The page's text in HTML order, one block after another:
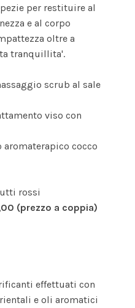
per restituire al
e al corpo
oltre a
tranquillita'.
scrub al sale
viso con
aromaterapico cocco
rossi
(prezzo a coppia)
effettuati con
e oli aromatici